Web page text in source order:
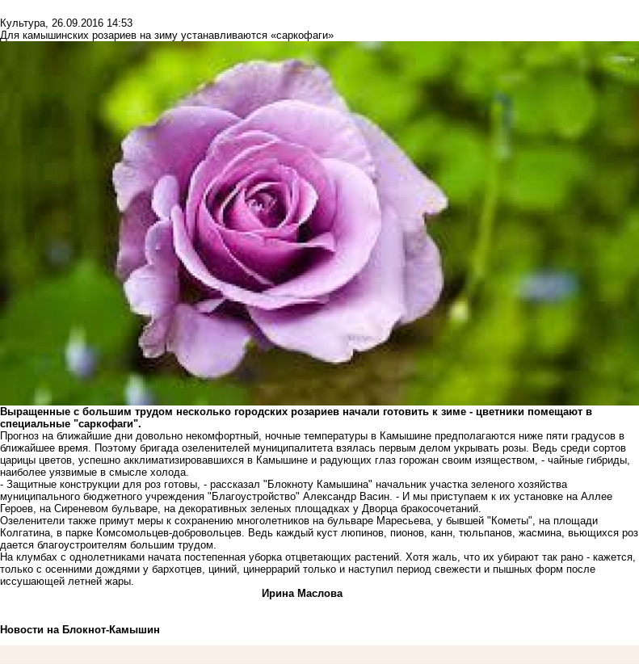
Культура, 26.09.2016 14:53
Для камышинских розариев на зиму устанавливаются «саркофаги»
Выращенные с большим трудом несколько городских розариев начали готовить к зиме - цветники помещают в
специальные "саркофаги".
Прогноз на ближайшие дни довольно некомфортный, ночные температуры в Камышине предполагаются ниже пяти градусов в
ближайшее время. Поэтому бригада озеленителей муниципалитета взялась первым делом укрывать розы. Ведь среди сортов
царицы цветов, успешно акклиматизировавшихся в Камышине и радующих глаз горожан своим изяществом, - чайные гибриды,
наиболее уязвимые в смысле холода.
- Защитные конструкции для роз готовы, - рассказал "Блокноту Камышина" начальник участка зеленого хозяйства
муниципального бюджетного учреждения "Благоустройство" Александр Васин. - И мы приступаем к их установке на Аллее
Героев, на Сиреневом бульваре, на декоративных зеленых площадках у Дворца бракосочетаний.
Озеленители также примут меры к сохранению многолетников на бульваре Маресьева, у бывшей "Кометы", на площади
Колгатина, в парке Комсомольцев-добровольцев. Ведь каждый куст люпинов, пионов, канн, тюльпанов, жасмина, вьющихся роз
дается благоустроителям большим трудом.
На клумбах с однолетниками начата постепенная уборка отцветающих растений. Хотя жаль, что их убирают так рано - кажется,
только с осенними дождями у бархотцев, циний, цинеррарий только и наступил период свежести и пышных форм после
иссушающей летней жары.
Ирина Маслова
Новости на Блoкнoт-Камышин